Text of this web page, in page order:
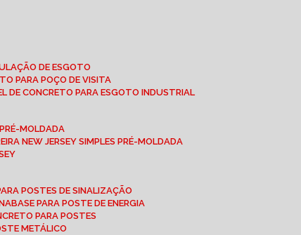
DE ESGOTO
PARA POÇO DE VISITA
DE CONCRETO PARA ESGOTO INDUSTRIAL
PRÉ-MOLDADA
NEW JERSEY SIMPLES PRÉ-MOLDADA
POSTES DE SINALIZAÇÃO
BASE PARA POSTE DE ENERGIA
PARA POSTES
METÁLICO